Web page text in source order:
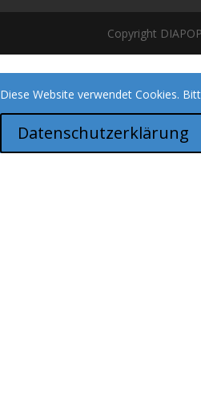
Copyright
Diese Website verwendet Cookies.
Datenschutzerklärung